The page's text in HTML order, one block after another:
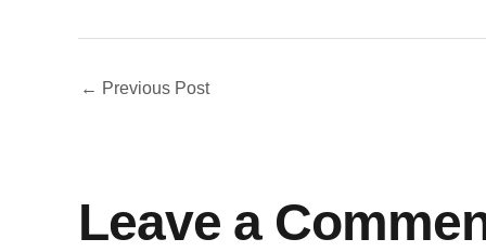
← Previous Post
Leave a